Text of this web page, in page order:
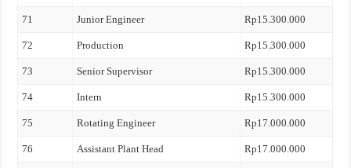
71 Junior Engineer Rp15.300.000
72 Production Rp15.300.000
73 Senior Supervisor Rp15.300.000
74 Intern Rp15.300.000
75 Rotating Engineer Rp17.000.000
76 Assistant Plant Head Rp17.000.000